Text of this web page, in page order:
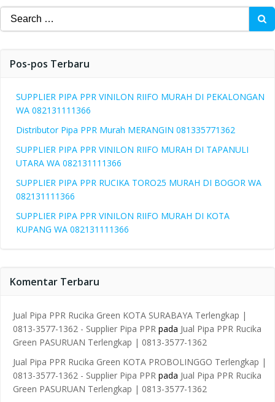
Search
for:
Pos-pos Terbaru
SUPPLIER PIPA PPR VINILON RIIFO MURAH DI PEKALONGAN
WA 082131111366
Distributor Pipa PPR Murah MERANGIN 081335771362
SUPPLIER PIPA PPR VINILON RIIFO MURAH DI TAPANULI
UTARA WA 082131111366
SUPPLIER PIPA PPR RUCIKA TORO25 MURAH DI BOGOR WA
082131111366
SUPPLIER PIPA PPR VINILON RIIFO MURAH DI KOTA
KUPANG WA 082131111366
Komentar Terbaru
Jual Pipa PPR Rucika Green KOTA SURABAYA Terlengkap |
0813-3577-1362 - Supplier Pipa PPR pada Jual Pipa PPR Rucika
Green PASURUAN Terlengkap | 0813-3577-1362
Jual Pipa PPR Rucika Green KOTA PROBOLINGGO Terlengkap |
0813-3577-1362 - Supplier Pipa PPR pada Jual Pipa PPR Rucika
Green PASURUAN Terlengkap | 0813-3577-1362